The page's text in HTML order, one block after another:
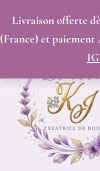
Livraison offerte
(France) et paiement
AU
CONTENU